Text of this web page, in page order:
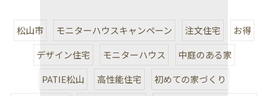
松山市 モニターハウスキャンペーン 注文住宅
お得
デザイン住宅
モニターハウス
中庭のある家
PATIE松山
高性能住宅
初めての家づくり